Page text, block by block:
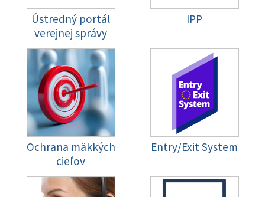
Ústredný portál
verejnej správy
IPP
Ochrana mäkkých
cieľov
Entry/Exit System